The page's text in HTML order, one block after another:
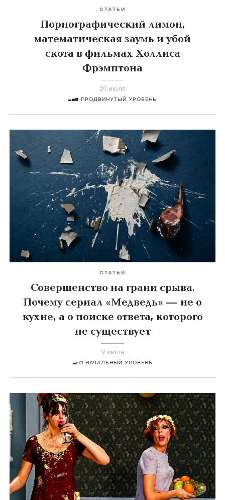
СТАТЬИ
Порнографический лимон,
математическая заумь и убой
скота в фильмах Холлиса
Фрэмптона
29 июля
ПРОДВИНУТЫЙ УРОВЕНЬ
СТАТЬИ
Совершенство на грани срыва.
Почему сериал «Медведь» — не о
кухне, а о поиске ответа, которого
не существует
9 июля
НАЧАЛЬНЫЙ УРОВЕНЬ